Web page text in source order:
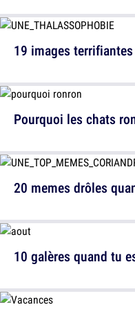
Pourquoi les chats
10 galères quand tu
19 images
20 memes drôles